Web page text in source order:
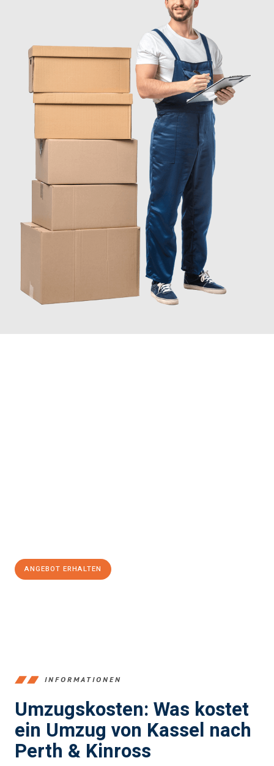
ANGEBOT ERHALTEN
INFORMATIONEN
Umzugskosten: Was kostet
ein Umzug von Kassel nach
Perth & Kinross